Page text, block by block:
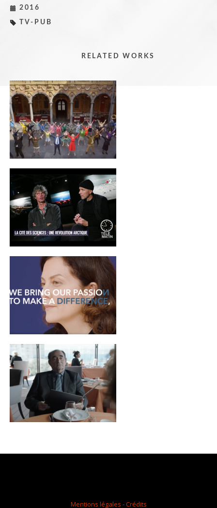
2016
TV-PUB
RELATED WORKS
Mentions légales - Crédits